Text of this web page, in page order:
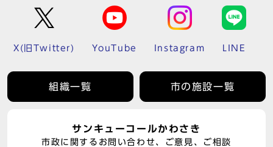
X(旧Twitter) YouTube Instagram LINE
組織一覧 市の施設一覧
サンキューコールかわさき
市政に関するお問い合わせ、ご意見、ご相談